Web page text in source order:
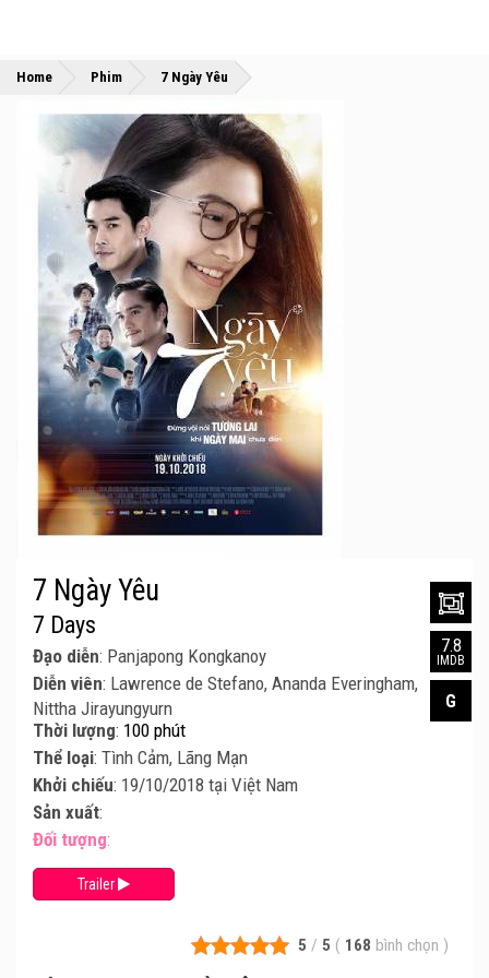
Home »
Phim »
7 Ngày Yêu
5 / 5 ( 168 bình chọn )
7 Ngày Yêu
7 Days
Đạo diễn: Panjapong Kongkanoy
Diễn viên: Lawrence de Stefano, Ananda Everingham,
Nittha Jirayungyurn
Thời lượng: 100 phút
Thể loại: Tình Cảm, Lãng Mạn
Khởi chiếu: 19/10/2018 tại Việt Nam
Sản xuất:
Đối tượng:
Trailer
7.8
IMDB
G